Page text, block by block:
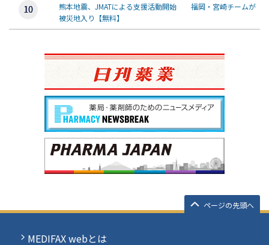
熊本地震、JMATによる支援活動開始 福岡・宮崎チームが
被災地入り【無料】
ページの先頭へ
MEDIFAX webとは